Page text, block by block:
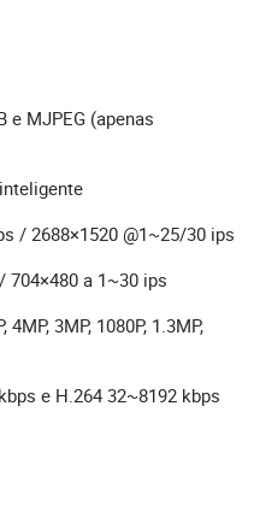
e MJPEG (apenas
/ 2688×1520 @1~25/30 ips
704×480 a 1~30 ips
3MP, 1080P, 1.3MP,
e H.264 32~8192 kbps